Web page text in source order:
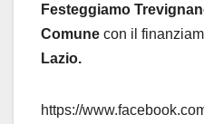
Festeggiamo
Comune con il
Lazio.
https://